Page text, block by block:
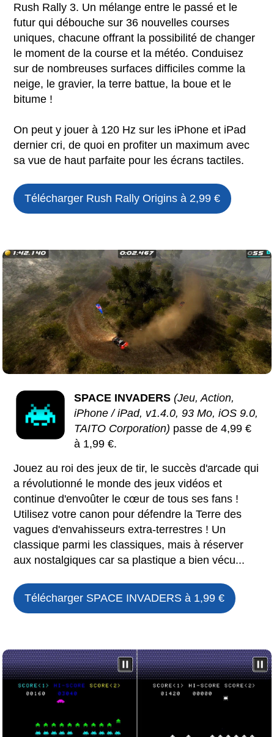
Rush Rally 3. Un mélange entre le passé et le
futur qui débouche sur 36 nouvelles courses
uniques, chacune offrant la possibilité de changer
le moment de la course et la météo. Conduisez
sur de nombreuses surfaces difficiles comme la
neige, le gravier, la terre battue, la boue et le
bitume !
On peut y jouer à 120 Hz sur les iPhone et iPad
dernier cri, de quoi en profiter un maximum avec
sa vue de haut parfaite pour les écrans tactiles.
Télécharger Rush Rally Origins à 2,99 €
SPACE INVADERS (Jeu, Action,
iPhone / iPad, v1.4.0, 93 Mo, iOS 9.0,
TAITO Corporation) passe de 4,99 €
à 1,99 €.
Jouez au roi des jeux de tir, le succès d'arcade qui
a révolutionné le monde des jeux vidéos et
continue d'envoûter le cœur de tous ses fans !
Utilisez votre canon pour défendre la Terre des
vagues d'envahisseurs extra-terrestres ! Un
classique parmi les classiques, mais à réserver
aux nostalgiques car sa plastique a bien vécu...
Télécharger SPACE INVADERS à 1,99 €